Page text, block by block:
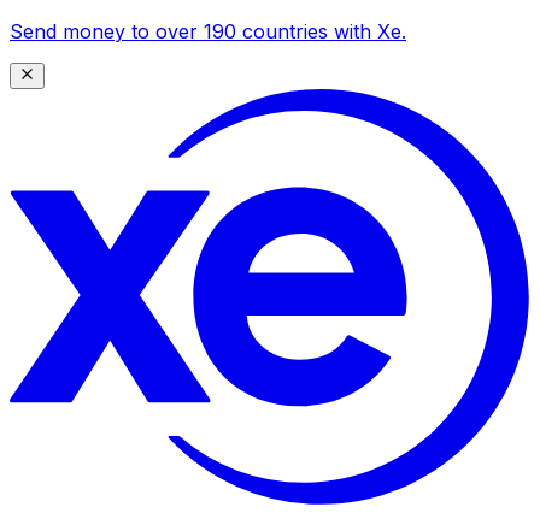
Send money to over 190 countries with Xe.